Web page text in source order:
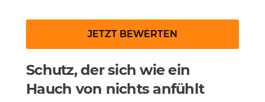
JETZT BEWERTEN
Schutz, der sich wie ein
Hauch von nichts anfühlt